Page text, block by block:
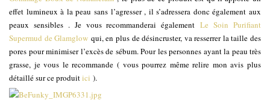
effet lumineux à la peau sans l’agresser , il s’adressera donc également aux
peaux sensibles . Je vous recommanderai égalementLe Soin Purifiant
Supermud de Glamglow qui, en plus de désincruster, va resserrer la taille des
pores pour minimiser l’excès de sébum. Pour les personnes ayant la peau très
grasse, je vous le recommande ( vous pourrez même relire mon avis plus
détaillé sur ce produitici ).